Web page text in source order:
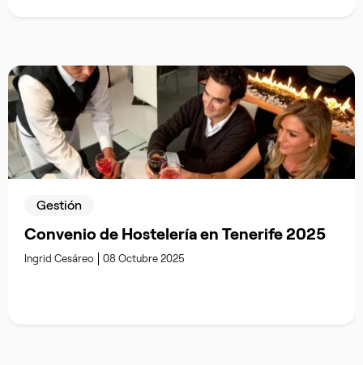
Gestión
Convenio de Hostelería en Tenerife 2025
Ingrid Cesáreo 08 Octubre 2025